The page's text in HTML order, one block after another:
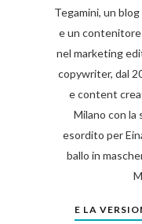
Tegamini, un
e un
nel marketing
copywriter, dal
e content
Milano con la
esordito per
ballo in
E LA